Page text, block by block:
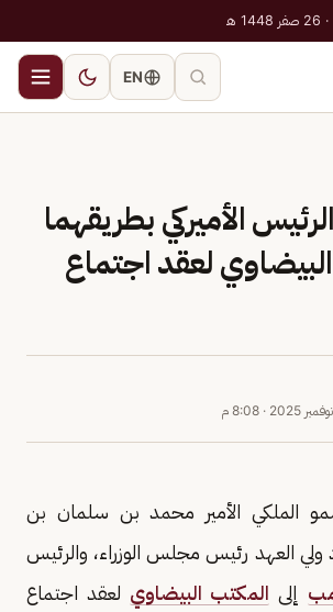
EN
الأميركي بطريقهما
لعقد اجتماع
· 8:08 م
الملكي الأمير محمد بن سلمان بن
ولي العهد رئيس مجلس الوزراء، والرئيس
إلى المكتب البيضاوي لعقد اجتماع